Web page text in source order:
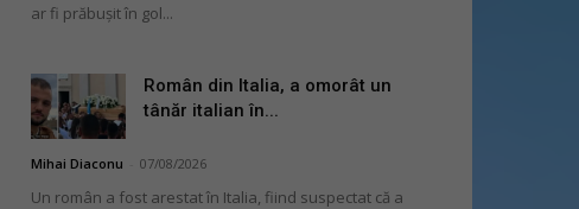
ar fi prăbușit în gol...
Român din Italia, a omorât un
tânăr italian în...
Mihai Diaconu 07/08/2026
Un român a fost arestat în Italia, fiind suspectat că a